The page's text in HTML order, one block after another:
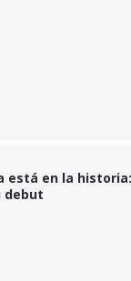
está en la historia:
debut